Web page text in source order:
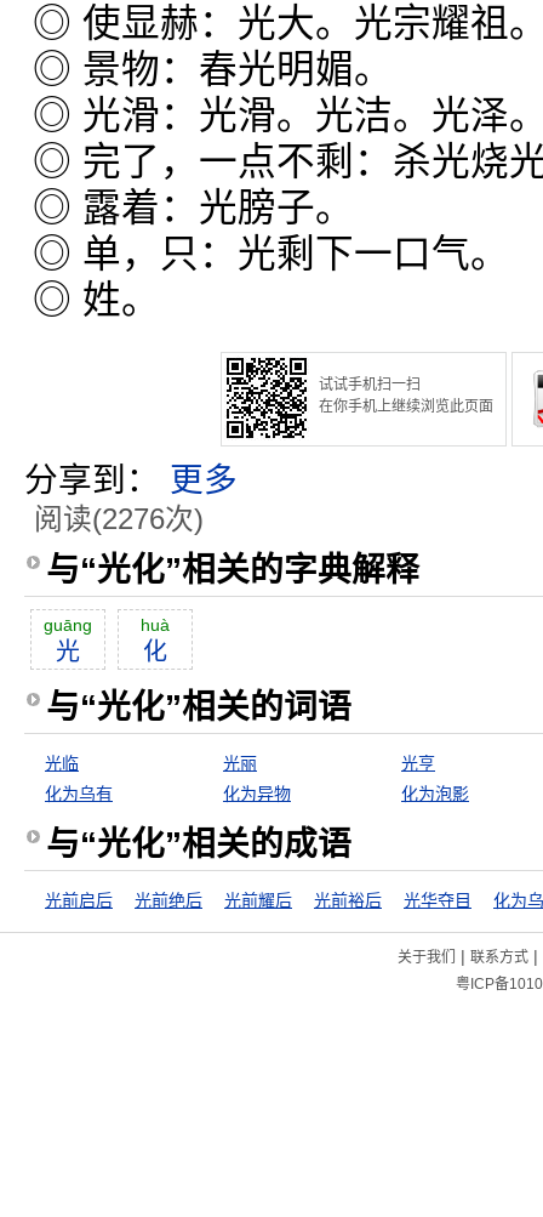
◎ 使显赫：光大。光宗耀祖
◎ 景物：春光明媚。
◎ 光滑：光滑。光洁。光泽
◎ 完了，一点不剩：杀光烧
◎ 露着：光膀子。
◎ 单，只：光剩下一口气。
◎ 姓。
试试手机扫一扫
在你手机上继续浏览此页面
分享到： 更多
阅读(2276次)
与“光化”相关的字典解释
guāng
光
huà
化
与“光化”相关的词语
光临 光丽
光亨
化为乌有
化为异物 化为泡影
与“光化”相关的成语
光前启后 光前绝后 光前耀后 光前裕后 光华夺目 化为
关于我们 | 联系方式|
粤ICP备